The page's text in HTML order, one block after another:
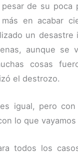
de su poca
en acabar
un desastre
aunque se
cosas
el destrozo.
igual, pero con
lo que vayamos
todos los